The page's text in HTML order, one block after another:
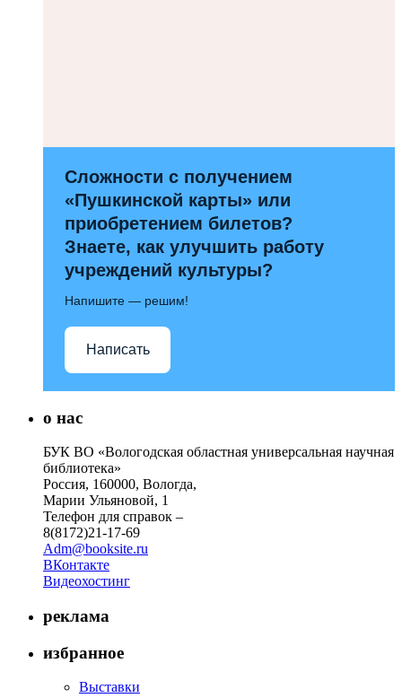
Сложности с получением
«Пушкинской карты» или
приобретением билетов?
Знаете, как улучшить работу
учреждений культуры?
Напишите — решим!
Написать
о нас
БУК ВО «Вологодская областная универсальная научная
библиотека»
Россия, 160000, Вологда,
Марии Ульяновой, 1
Телефон для справок –
8(8172)21-17-69
Adm@booksite.ru
ВКонтакте
Видеохостинг
реклама
избранное
Выставки